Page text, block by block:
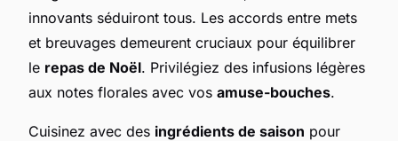
innovants séduiront tous. Les accords entre mets
et breuvages demeurent cruciaux pour équilibrer
le repas de Noël. Privilégiez des infusions légères
aux notes florales avec vos amuse-bouches.
Cuisinez avec des ingrédients de saison pour